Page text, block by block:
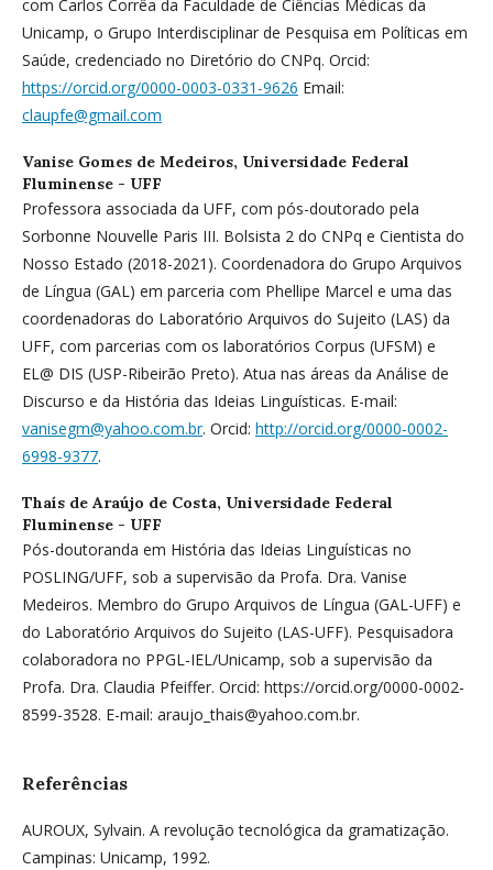
com Carlos Corrêa da Faculdade de Ciências Médicas da
Unicamp, o Grupo Interdisciplinar de Pesquisa em Políticas em
Saúde, credenciado no Diretório do CNPq. Orcid:
https://orcid.org/0000-0003-0331-9626 Email:
claupfe@gmail.com
Vanise Gomes de Medeiros, Universidade Federal
Fluminense - UFF
Professora associada da UFF, com pós-doutorado pela
Sorbonne Nouvelle Paris III. Bolsista 2 do CNPq e Cientista do
Nosso Estado (2018-2021). Coordenadora do Grupo Arquivos
de Língua (GAL) em parceria com Phellipe Marcel e uma das
coordenadoras do Laboratório Arquivos do Sujeito (LAS) da
UFF, com parcerias com os laboratórios Corpus (UFSM) e
EL@ DIS (USP-Ribeirão Preto). Atua nas áreas da Análise de
Discurso e da História das Ideias Linguísticas. E-mail:
vanisegm@yahoo.com.br. Orcid: http://orcid.org/0000-0002-
6998-9377.
Thaís de Araújo de Costa, Universidade Federal
Fluminense - UFF
Pós-doutoranda em História das Ideias Linguísticas no
POSLING/UFF, sob a supervisão da Profa. Dra. Vanise
Medeiros. Membro do Grupo Arquivos de Língua (GAL-UFF) e
do Laboratório Arquivos do Sujeito (LAS-UFF). Pesquisadora
colaboradora no PPGL-IEL/Unicamp, sob a supervisão da
Profa. Dra. Claudia Pfeiffer. Orcid: https://orcid.org/0000-0002-
8599-3528. E-mail: araujo_thais@yahoo.com.br.
Referências
AUROUX, Sylvain. A revolução tecnológica da gramatização.
Campinas: Unicamp, 1992.